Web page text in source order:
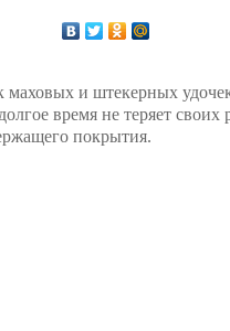
маховых и штекерных
время не теряет своих
покрытия.